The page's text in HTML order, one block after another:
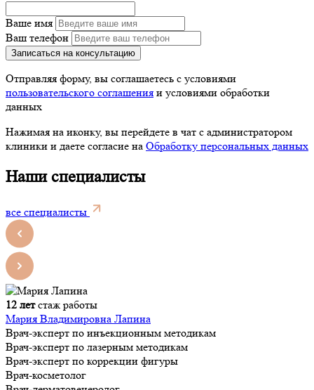
Ваше имя
Ваш телефон
Записаться на консультацию
Отправляя форму, вы соглашаетесь с условиями
пользовательского соглашения и условиями обработки
данных
Нажимая на иконку, вы перейдете в чат с администратором
клиники и даете согласие на Обработку персональных данных
Наши специалисты
все специалисты
12 летстаж работы
Мария Владимировна Лапина
Врач-эксперт по инъекционным методикам
Врач-эксперт по лазерным методикам
Врач-эксперт по коррекции фигуры
Врач-косметолог